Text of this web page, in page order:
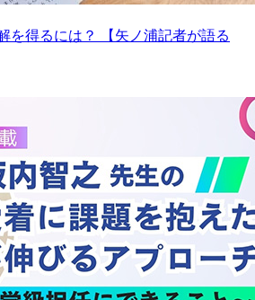
を得るには？ 【矢ノ浦記者が語る